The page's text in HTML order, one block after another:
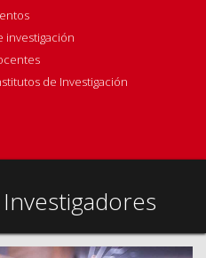
investigación
de Investigación